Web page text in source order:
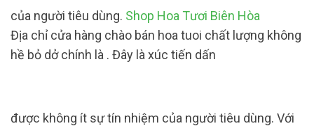
của người tiêu dùng. Shop Hoa Tươi Biên Hòa
Địa chỉ cửa hàng chào bán hoa tuoi chất lượng không
hề bỏ dở chính là . Đây là xúc tiến dấn
được không ít sự tín nhiệm của người tiêu dùng. Với